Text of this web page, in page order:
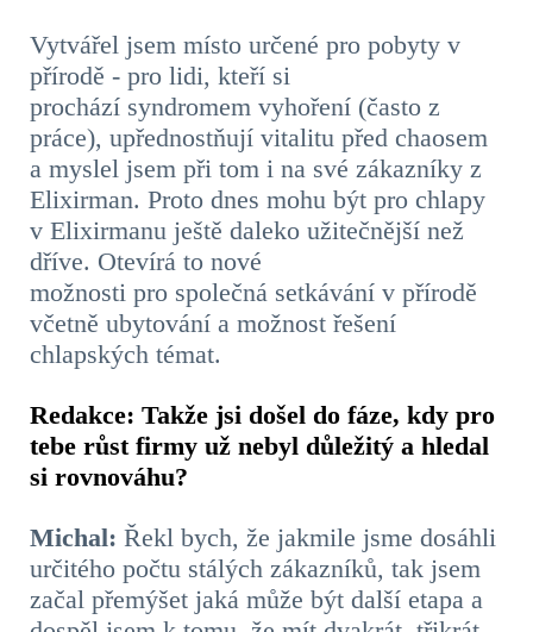
Vytvářel jsem místo určené pro pobyty v
přírodě - pro lidi, kteří si
prochází syndromem vyhoření (často z
práce), upřednostňují vitalitu před chaosem
a myslel jsem při tom i na své zákazníky z
Elixirman. Proto dnes mohu být pro chlapy
v Elixirmanu ještě daleko užitečnější než
dříve. Otevírá to nové
možnosti pro společná setkávání v přírodě
včetně ubytování a možnost řešení
chlapských témat.
Redakce: Takže jsi došel do fáze, kdy pro
tebe růst firmy už nebyl důležitý a hledal
si rovnováhu?
Michal: Řekl bych, že jakmile jsme dosáhli
určitého počtu stálých zákazníků, tak jsem
začal přemýšet jaká může být další etapa a